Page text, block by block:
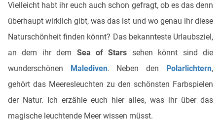
Vielleicht habt ihr euch auch schon gefragt, ob es das denn
überhaupt wirklich gibt, was das ist und wo genau ihr diese
Naturschönheit finden könnt? Das bekannteste Urlaubsziel,
an dem ihr dem Sea of Stars sehen könnt sind die
wunderschönen Malediven. Neben den Polarlichtern,
gehört das Meeresleuchten zu den schönsten Farbspielen
der Natur. Ich erzähle euch hier alles, was ihr über das
magische leuchtende Meer wissen müsst.